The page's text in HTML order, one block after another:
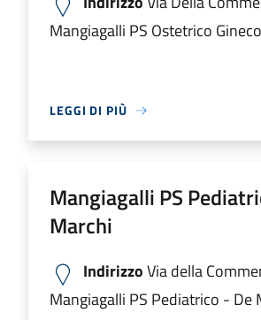
Mangiagalli PS Ostetrico
LEGGI DI PIÙ
Mangiagalli PS
Marchi
IndirizzoVia della
Mangiagalli PS Pediatrico - De